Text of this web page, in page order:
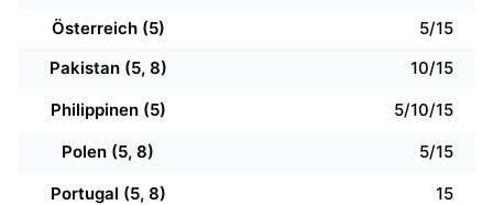
Österreich (5)
5/15
Pakistan (5, 8)
10/15
Philippinen (5)
5/10/15
Polen (5, 8)
5/15
Portugal (5, 8)
15